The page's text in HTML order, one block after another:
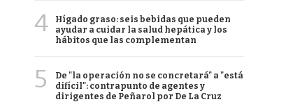
4
Hígado graso: seis bebidas que pueden
ayudar a cuidar la salud hepática y los
hábitos que las complementan
5
De "la operación no se concretará" a "está
difícil": contrapunto de agentes y
dirigentes de Peñarol por De La Cruz